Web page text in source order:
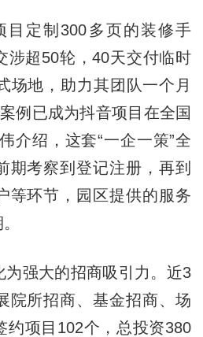
定制300多页的装修手
涉超50轮，40天交付临时
场地，助力其团队一个月
例已成为抖音项目在全国
介绍，这套“一企一策”全
期考察到登记注册，再到
等环节，园区提供的服务
强大的招商吸引力。近3
院所招商、基金招商、场
约项目102个，总投资380